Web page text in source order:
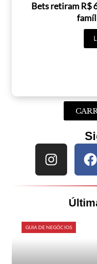
Bets retiram R$
GUIA DE NEGÓCIOS